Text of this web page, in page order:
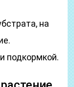
на
подкормкой.